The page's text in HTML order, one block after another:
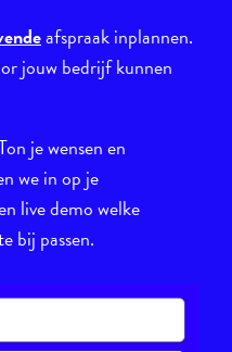
afspraak inplannen.
jouw bedrijf kunnen
je wensen en
we in op je
live demo welke
bij passen.